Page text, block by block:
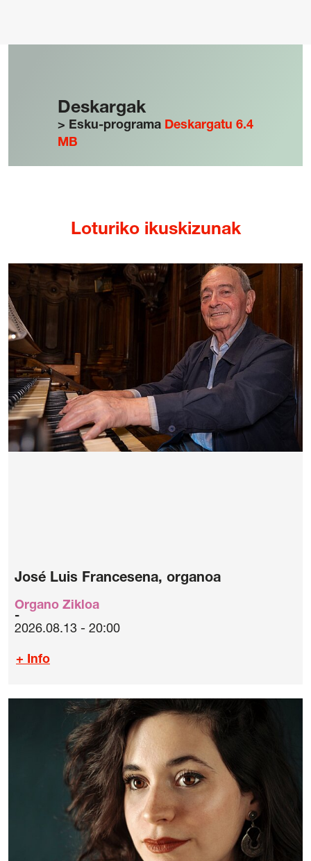
Gardentasuna
Kontratazioa
Hizkuntza Politika
Pribatutasun politika
Salaketen Kanala
Deskargak
> Esku-programa Deskargatu 6.4
MB
Loturiko ikuskizunak
José Luis Francesena, organoa
Organo Zikloa
2026.08.13 - 20:00
+ Info